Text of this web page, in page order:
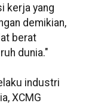
kerja yang
demikian,
berat
dunia."
industri
XCMG